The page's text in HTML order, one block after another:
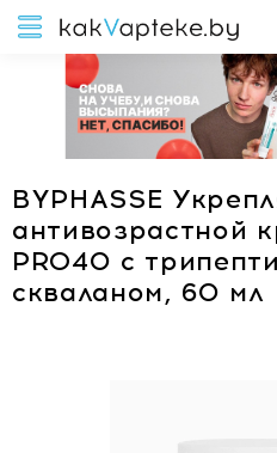
BYPHASSE
антивозрастной
PRO40 с
скваланом, 60 мл